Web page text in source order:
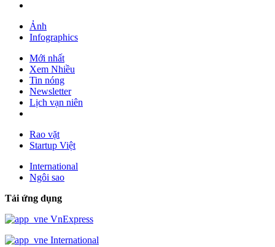
Ảnh
Infographics
Mới nhất
Xem Nhiều
Tin nóng
Newsletter
Lịch vạn niên
Rao vặt
Startup Việt
International
Ngôi sao
Tải ứng dụng
VnExpress
International